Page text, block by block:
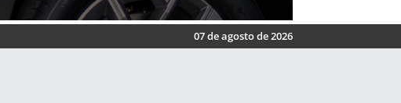
07 de agosto de 2026